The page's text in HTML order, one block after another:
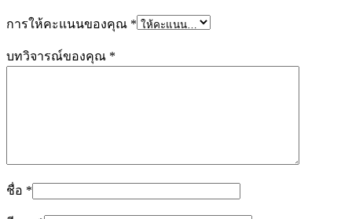
การให้คะแนนของคุณ *
บทวิจารณ์ของคุณ *
ชื่อ *